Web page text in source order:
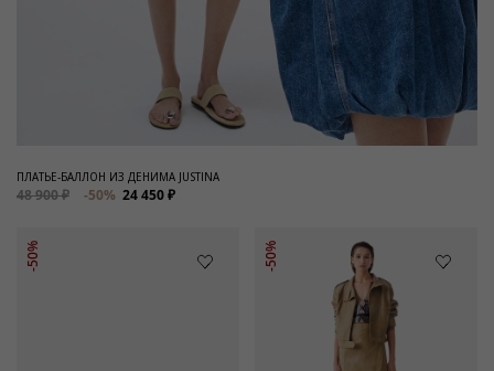
ПЛАТЬЕ-БАЛЛОН ИЗ ДЕНИМА JUSTINA
48 900 ₽ -50% 24 450 ₽
-50% -50%